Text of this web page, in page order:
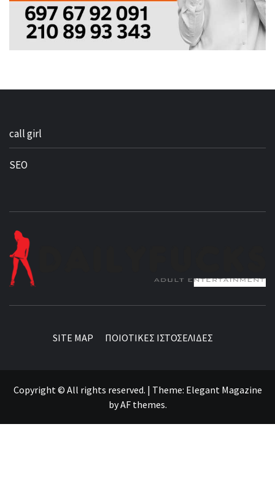
call girl
SEO
SITE MAP ΠΟΙΟΤΙΚΕΣ ΙΣΤΟΣΕΛΙΔΕΣ
Copyright © All rights reserved. | Theme: Elegant Magazine
byAF themes.